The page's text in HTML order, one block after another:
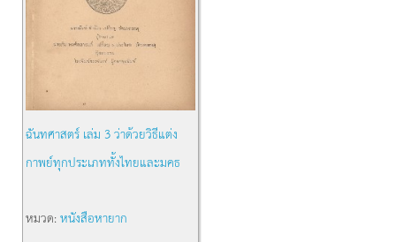
ฉันทศาสตร์ เล่ม 3 ว่าด้วยวิธีแต่ง
กาพย์ทุกประเภททั้งไทยและมคธ
หมวด:หนังสือหายาก